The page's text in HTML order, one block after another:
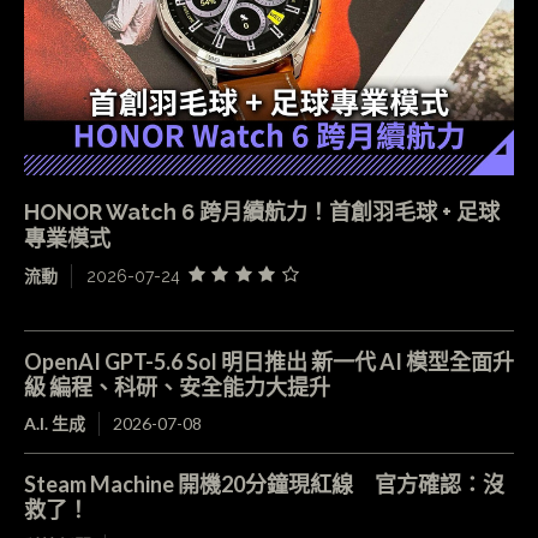
HONOR Watch 6 跨月續航力！首創羽毛球 + 足球
專業模式
流動 2026-07-24
OpenAI GPT-5.6 Sol 明日推出 新一代 AI 模型全面升
級 編程、科研、安全能力大提升
A.I. 生成 2026-07-08
Steam Machine 開機20分鐘現紅線 官方確認：沒
救了！